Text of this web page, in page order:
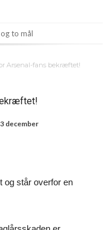
to mål
med Trabzonspor
Arsenal-fans bekræftet!
december
og står overfor en